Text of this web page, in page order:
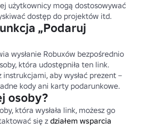
użytkownicy mogą dostosowywać
dostęp do projektów itd.
„Podaruj
wysłanie Robuxów bezpośrednio
która udostępniła ten link.
instrukcjami, aby wysłać prezent –
kody ani karty podarunkowe.
osoby?
która wysłała link, możesz go
się z działem wsparcia